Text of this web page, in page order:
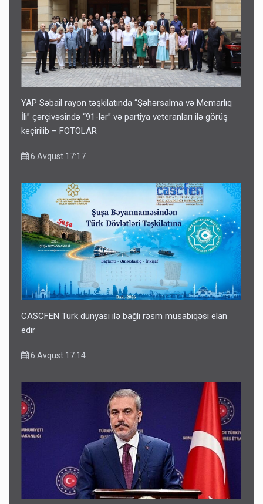
YAP Səbail rayon təşkilatında “Şəhərsalma və Memarlıq
İli” çərçivəsində “91-lər” və partiya veteranları ilə görüş
keçirilib – FOTOLAR
6 Avqust 17:17
CASCFEN Türk dünyası ilə bağlı rəsm müsabiqəsi elan
edir
6 Avqust 17:14